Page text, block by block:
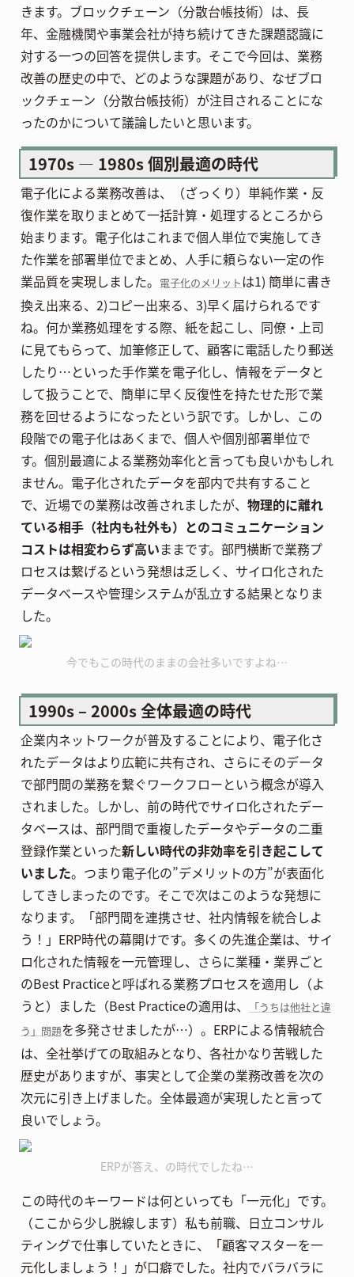
きます。ブロックチェーン（分散台帳技術）は、長
年、金融機関や事業会社が持ち続けてきた課題認識に
対する一つの回答を提供します。そこで今回は、業務
改善の歴史の中で、どのような課題があり、なぜブロ
ックチェーン（分散台帳技術）が注目されることにな
ったのかについて議論したいと思います。
1970s — 1980s 個別最適の時代
電子化による業務改善は、（ざっくり）単純作業・反
復作業を取りまとめて一括計算・処理するところから
始まります。電子化はこれまで個人単位で実施してき
た作業を部署単位でまとめ、人手に頼らない一定の作
業品質を実現しました。 電子化のメリットは1) 簡単に書き
換え出来る、2)コピー出来る、3)早く届けられるです
ね。何か業務処理をする際、紙を起こし、同僚・上司
に見てもらって、加筆修正して、顧客に電話したり郵送
したり…といった手作業を電子化し、情報をデータと
して扱うことで、簡単に早く反復性を持たせた形で業
務を回せるようになったという訳です。しかし、この
段階での電子化はあくまで、個人や個別部署単位で
す。個別最適による業務効率化と言っても良いかもしれ
ません。電子化されたデータを部内で共有すること
で、近場での業務は改善されましたが、 物理的に離れ
ている相手（社内も社外も）とのコミュニケーション
コストは相変わらず高いままです。部門横断で業務プ
ロセスは繋げるという発想は乏しく、サイロ化された
データベースや管理システムが乱立する結果となりま
した。
今でもこの時代のままの会社多いですよね…
1990s – 2000s 全体最適の時代
企業内ネットワークが普及することにより、電子化さ
れたデータはより広範に共有され、さらにそのデータ
で部門間の業務を繋ぐワークフローという概念が導入
されました。しかし、前の時代でサイロ化されたデー
タベースは、部門間で重複したデータやデータの二重
登録作業といった新しい時代の非効率を引き起こして
いました。つまり電子化の”デメリットの方”が表面化
してきしまったのです。そこで次はこのような発想に
なります。「部門間を連携させ、社内情報を統合しよ
う！」ERP時代の幕開けです。多くの先進企業は、サイ
ロ化された情報を一元管理し、さらに業種・業界ごと
のBest Practiceと呼ばれる業務プロセスを適用し（よ
うと）ました（Best Practiceの適用は、
「うちは他社と違
う」問題を多発させましたが…）。ERPによる情報統合
は、全社挙げての取組みとなり、各社かなり苦戦した
歴史がありますが、事実として企業の業務改善を次の
次元に引き上げました。全体最適が実現したと言って
良いでしょう。
ERPが答え、の時代でしたね…
この時代のキーワードは何といっても「一元化」です。
（ここから少し脱線します）私も前職、日立コンサル
ティングで仕事していたときに、「顧客マスターを一
元化しましょう！」が口癖でした。社内でバラバラに